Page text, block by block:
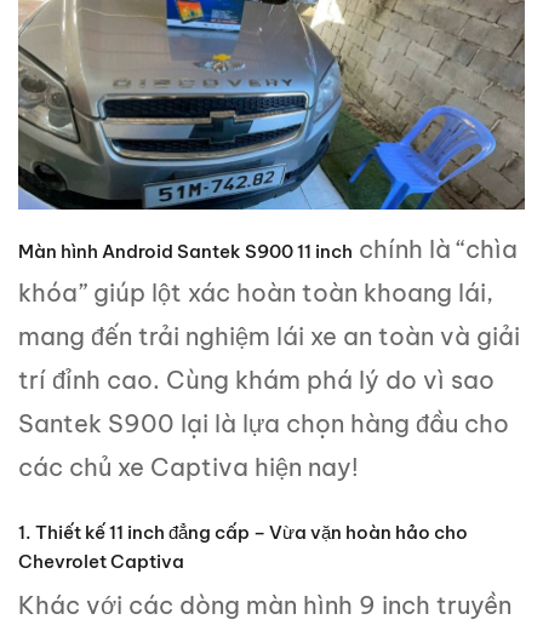
Màn hình Android Santek S90011 inch chính là “chìa
khóa” giúp lột xác hoàn toàn khoang lái,
mang đến trải nghiệm lái xe an toàn và giải
trí đỉnh cao. Cùng khám phá lý do vì sao
Santek S900 lại là lựa chọn hàng đầu cho
các chủ xe Captiva hiện nay!
1. Thiết kế 11 inch đẳng cấp – Vừa vặn hoàn hảo cho
Chevrolet Captiva
Khác với các dòng màn hình 9 inch truyền